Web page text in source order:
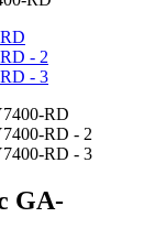
GA-